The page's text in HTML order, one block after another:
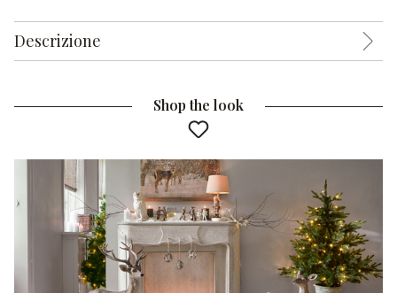
Descrizione
Shop the look